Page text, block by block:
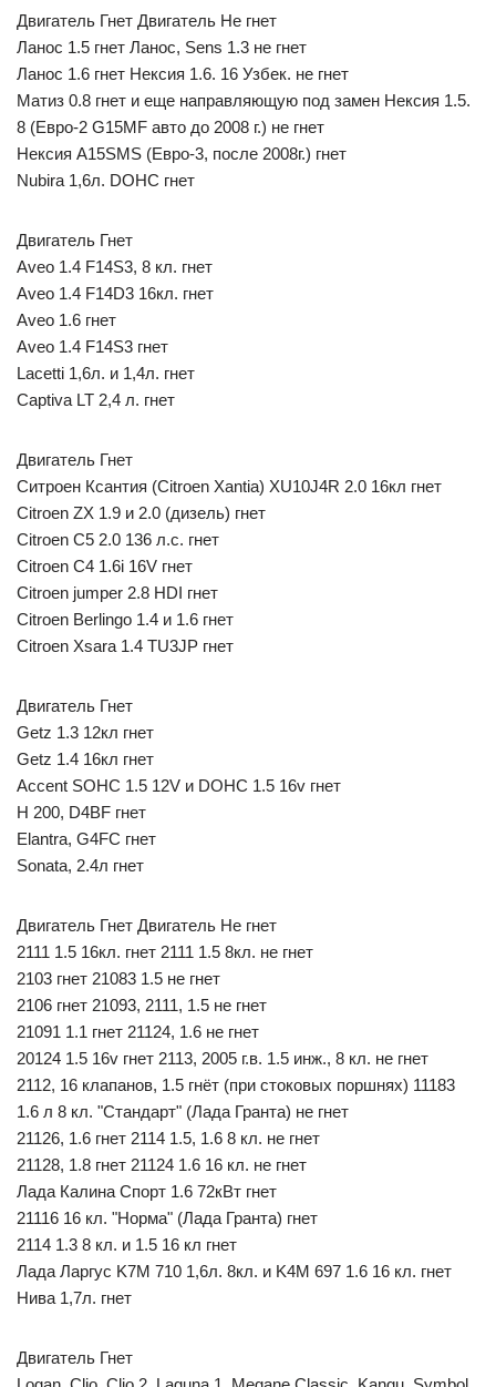
Двигатель Гнет Двигатель Не гнет
Ланос 1.5 гнет Ланос, Sens 1.3 не гнет
Ланос 1.6 гнет Нексия 1.6. 16 Узбек. не гнет
Матиз 0.8 гнет и еще направляющую под замен Нексия 1.5.
8 (Евро-2 G15MF авто до 2008 г.) не гнет
Нексия A15SMS (Евро-3, после 2008г.) гнет
Nubira 1,6л. DOHC гнет
Двигатель Гнет
Aveo 1.4 F14S3, 8 кл. гнет
Aveo 1.4 F14D3 16кл. гнет
Aveo 1.6 гнет
Aveo 1.4 F14S3 гнет
Lacetti 1,6л. и 1,4л. гнет
Captiva LT 2,4 л. гнет
Двигатель Гнет
Ситроен Ксантия (Citroen Xantia) XU10J4R 2.0 16кл гнет
Citroen ZX 1.9 и 2.0 (дизель) гнет
Citroen C5 2.0 136 л.с. гнет
Citroen C4 1.6i 16V гнет
Citroen jumper 2.8 НDI гнет
Citroen Berlingo 1.4 и 1.6 гнет
Citroen Xsara 1.4 TU3JP гнет
Двигатель Гнет
Getz 1.3 12кл гнет
Getz 1.4 16кл гнет
Accent SOHC 1.5 12V и DOHC 1.5 16v гнет
Н 200, D4BF гнет
Elantra, G4FC гнет
Sonata, 2.4л гнет
Двигатель Гнет Двигатель Не гнет
2111 1.5 16кл. гнет 2111 1.5 8кл. не гнет
2103 гнет 21083 1.5 не гнет
2106 гнет 21093, 2111, 1.5 не гнет
21091 1.1 гнет 21124, 1.6 не гнет
20124 1.5 16v гнет 2113, 2005 г.в. 1.5 инж., 8 кл. не гнет
2112, 16 клапанов, 1.5 гнёт (при стоковых поршнях) 11183
1.6 л 8 кл. "Стандарт" (Лада Гранта) не гнет
21126, 1.6 гнет 2114 1.5, 1.6 8 кл. не гнет
21128, 1.8 гнет 21124 1.6 16 кл. не гнет
Лада Калина Спорт 1.6 72кВт гнет
21116 16 кл. "Норма" (Лада Гранта) гнет
2114 1.3 8 кл. и 1.5 16 кл гнет
Лада Ларгус K7M 710 1,6л. 8кл. и K4M 697 1.6 16 кл. гнет
Нива 1,7л. гнет
Двигатель Гнет